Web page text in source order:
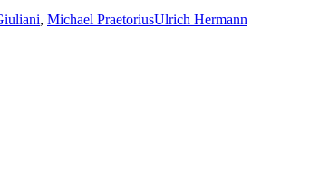
, Michael PraetoriusUlrich Hermann